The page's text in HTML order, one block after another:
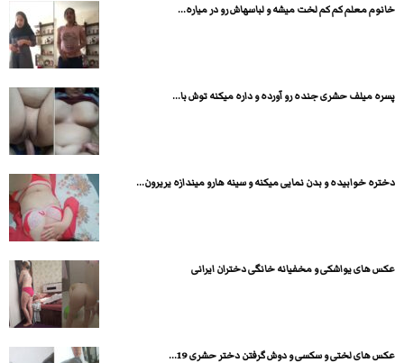
خانوم معلم کم کم لخت میشه و لباسهاش رو در میاره...
پسره میلف حشری جنده رو آورده و داره میکنه توش با...
دختره خوابیده و بدن نمایی میکنه و سینه هارو میندازه یریرون...
عکس های یواشکی و مخفیانه خانگی دختران ایرانی
عکس های لختی و سکسی و دوش گرفتن دختر حشری 19...